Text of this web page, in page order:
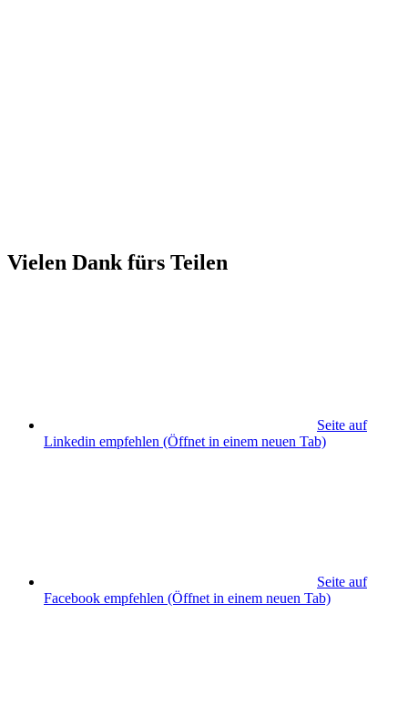
Vielen Dank fürs Teilen
Seite auf
Linkedin empfehlen (Öffnet in einem neuen Tab)
Seite auf
Facebook empfehlen (Öffnet in einem neuen Tab)